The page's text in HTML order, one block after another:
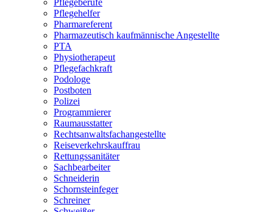
Pflegehelfer
Pharmareferent
Pharmazeutisch kaufmännische Angestellte
PTA
Physiotherapeut
Pflegefachkraft
Podologe
Postboten
Polizei
Programmierer
Raumausstatter
Rechtsanwaltsfachangestellte
Reiseverkehrskauffrau
Rettungssanitäter
Sachbearbeiter
Schneiderin
Schornsteinfeger
Schreiner